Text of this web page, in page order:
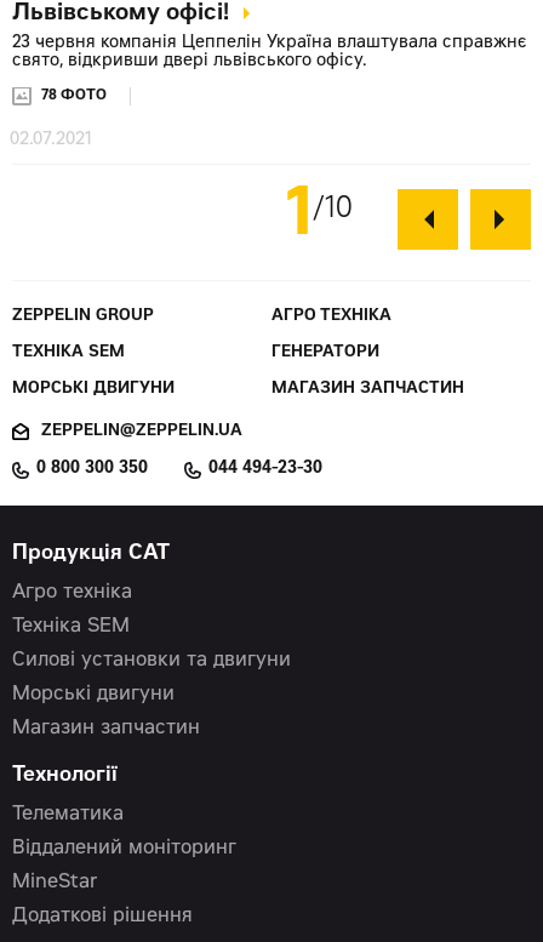
Львівському офісі!
23 червня компанія Цеппелін Україна влаштувала справжнє
свято, відкривши двері львівського офісу.
78 ФОТО
02.07.2021
1 10
ZEPPELIN GROUP АГРО ТЕХНІКА
ТЕХНІКА SEM ГЕНЕРАТОРИ
МОРСЬКІ ДВИГУНИ МАГАЗИН ЗАПЧАСТИН
ZEPPELIN@ZEPPELIN.UA
0 800 300 350 044 494-23-30
Продукція CAT
Агро техніка
Техніка SEM
Силові установки та двигуни
Морські двигуни
Магазин запчастин
Технології
Телематика
Віддалений моніторинг
MineStar
Додаткові рішення